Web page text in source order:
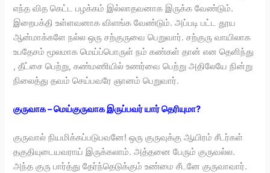
எந்த வித கெட்ட பழக்கம் இல்லாதவனாக இருக்க வேண்டும்.
இறைபக்தி உள்ளவனாக விளங்க வேண்டும். அப்படி பட்ட தூய
ஆன்மாக்களே நல்ல ஒரு சற்குருவை பெறுவார். சற்குரு வாயிலாக
உபதேசம் மூலமாக மெய்ப்பொருள் நம் கண்கள் தான் என தெளிந்து
, தீட்சை பெற்று, கண்மணியில் உணர்வை பெற்று அதிலேயே நின்று
நிலைத்து தவம் செய்பவரே ஞானம் பெறுவார்.
குருவாக – மெய்குருவாக இருப்பவர் யார் தெரியுமா?
குருவால் நியமிக்கப்படுபவனே! ஒரு குருவுக்கு ஆயிரம் சீடர்கள்
தகுதியுடையவராய் இருக்கலாம். அத்தனை பேரும் குருவல்ல.
அந்த குரு பார்த்து தேர்ந்தெடுக்கும் உண்மை சீடனே குருவாவார்.